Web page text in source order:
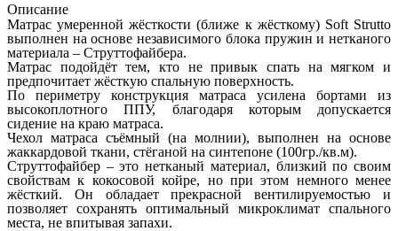
Описание
Матрас умеренной жёсткости (ближе к жёсткому) Soft Strutto
выполнен на основе независимого блока пружин и нетканого
материала – Струттофайбера.
Матрас подойдёт тем, кто не привык спать на мягком и
предпочитает жёсткую спальную поверхность.
По периметру конструкция матраса усилена бортами из
высокоплотного ППУ, благодаря которым допускается
сидение на краю матраса.
Чехол матраса съёмный (на молнии), выполнен на основе
жаккардовой ткани, стёганой на синтепоне (100гр./кв.м).
Струттофайбер – это нетканый материал, близкий по своим
свойствам к кокосовой койре, но при этом немного менее
жёсткий. Он обладает прекрасной вентилируемостью и
позволяет сохранять оптимальный микроклимат спального
места, не впитывая запахи.